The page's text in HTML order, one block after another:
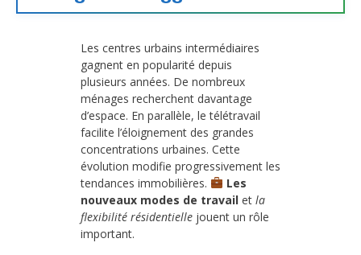
Les centres urbains intermédiaires
gagnent en popularité depuis
plusieurs années. De nombreux
ménages recherchent davantage
d’espace. En parallèle, le télétravail
facilite l’éloignement des grandes
concentrations urbaines. Cette
évolution modifie progressivement les
tendances immobilières.
Les
nouveaux modes de travail et la
flexibilité résidentielle jouent un rôle
important.